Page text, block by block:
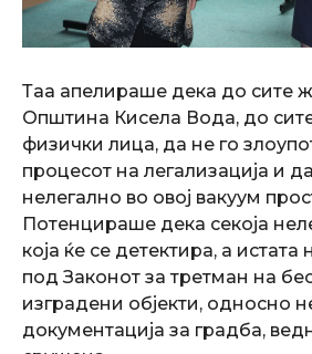
Таа апелираше дека до сите
Општина Кисела Вода, до
физички лица, да не го
процесот на легализација и
нелегално во овој вакуум
Потенцираше дека секоја
која ќе се детектира, а
под Законот за третман на
изградени објекти, односно
документација за градба,